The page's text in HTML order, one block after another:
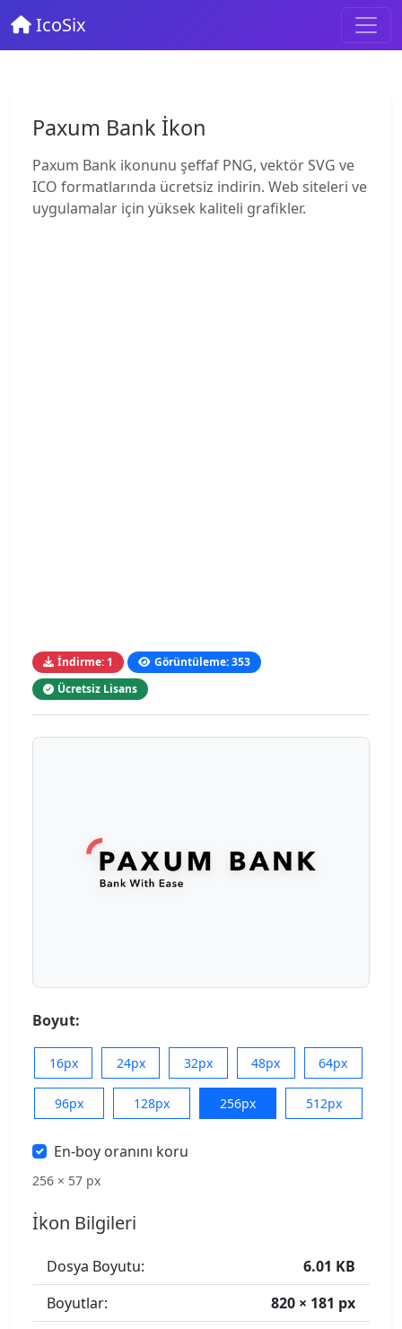
IcoSix
Paxum Bank İkon
Paxum Bank ikonunu şeffaf PNG, vektör SVG ve
ICO formatlarında ücretsiz indirin. Web siteleri ve
uygulamalar için yüksek kaliteli grafikler.
İndirme: 1
Görüntüleme: 353
Ücretsiz Lisans
Boyut:
16px 24px 32px 48px 64px
96px 128px 256px 512px
En-boy oranını koru
256 × 57 px
İkon Bilgileri
Dosya Boyutu:
6.01 KB
Boyutlar:
820 × 181 px